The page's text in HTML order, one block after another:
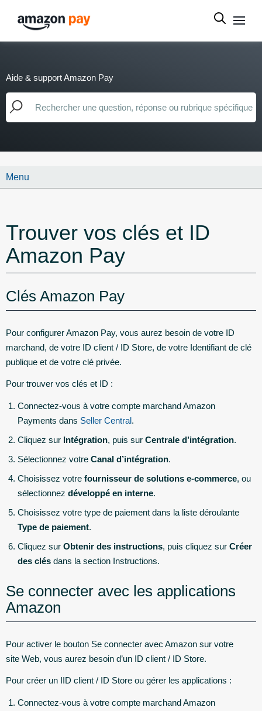
Aide & support Amazon Pay
Menu
Trouver vos clés et ID
Amazon Pay
Clés Amazon Pay
Pour configurer Amazon Pay, vous aurez besoin de votre ID
marchand, de votre ID client / ID Store, de votre Identifiant de clé
publique et de votre clé privée.
Pour trouver vos clés et ID :
Connectez-vous à votre compte marchand Amazon
Payments dans Seller Central.
Cliquez sur Intégration, puis sur Centrale d’intégration.
Sélectionnez votre Canal d’intégration.
Choisissez votre fournisseur de solutions e-commerce, ou
sélectionnez développé en interne.
Choisissez votre type de paiement dans la liste déroulante
Type de paiement.
Cliquez sur Obtenir des instructions, puis cliquez sur Créer
des clés dans la section Instructions.
Se connecter avec les applications
Amazon
Pour activer le bouton Se connecter avec Amazon sur votre
site Web, vous aurez besoin d’un ID client / ID Store.
Pour créer un IID client / ID Store ou gérer les applications :
Connectez-vous à votre compte marchand Amazon